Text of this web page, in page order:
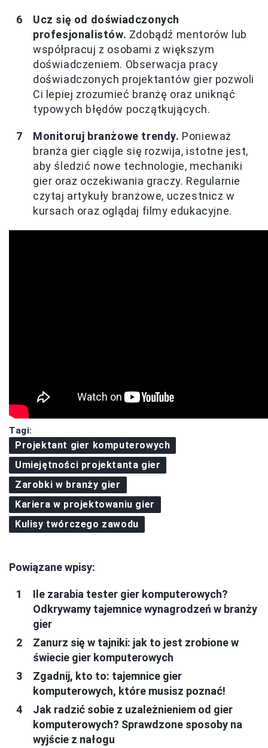
Ucz się od doświadczonych
profesjonalistów. Zdobądź mentorów lub
współpracuj z osobami z większym
doświadczeniem. Obserwacja pracy
doświadczonych projektantów gier pozwoli
Ci lepiej zrozumieć branżę oraz uniknąć
typowych błędów początkujących.
Monitoruj branżowe trendy. Ponieważ
branża gier ciągle się rozwija, istotne jest,
aby śledzić nowe technologie, mechaniki
gier oraz oczekiwania graczy. Regularnie
czytaj artykuły branżowe, uczestnicz w
kursach oraz oglądaj filmy edukacyjne.
Tagi:
Projektant gier komputerowych
Umiejętności projektanta gier
Zarobki w branży gier
Kariera w projektowaniu gier
Kulisy twórczego zawodu
Powiązane wpisy:
Ile zarabia tester gier komputerowych?
Odkrywamy tajemnice wynagrodzeń w branży
gier
Zanurz się w tajniki: jak to jest zrobione w
świecie gier komputerowych
Zgadnij, kto to: tajemnice gier
komputerowych, które musisz poznać!
Jak radzić sobie z uzależnieniem od gier
komputerowych? Sprawdzone sposoby na
wyjście z nałogu